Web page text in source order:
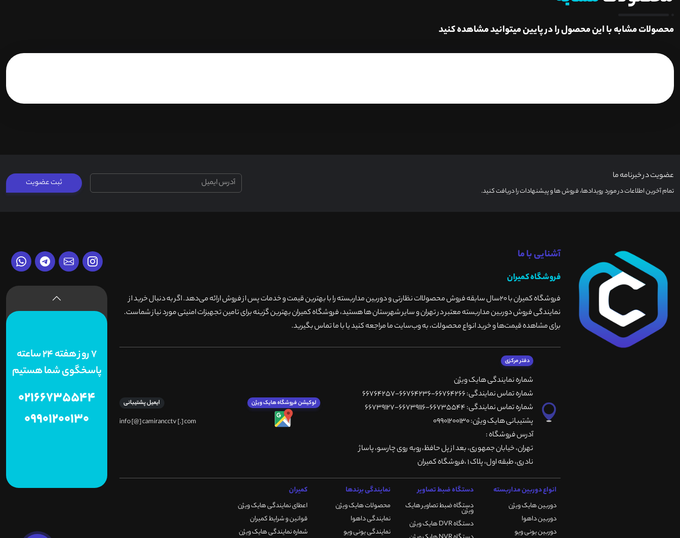
محصولات مشابه با این محصول را در پایین میتوانید مشاهده کنید
عضویت در خبرنامه ما
تمام آخرین اطلاعات در مورد رویدادها، فروش ها و پیشنهادات را دریافت کنید.
ثبت عضویت
آشنایی با ما
فروشگاه کمیران
فروشگاه کمیران با ۲۰سال سابقه فروش محصولاات نظارتی و دوربین مداربسته را با بهترین قیمت و خدمات پس از فروش ارائه می‌دهد. اگر به دنبال خرید از
نمایندگی فروش دوربین مداربسته معتبر در تهران و سایر شهرستان ها هستید، فروشگاه کمیران بهترین گزینه برای تامین تجهیزات امنیتی مورد نیاز شماست.
برای مشاهده قیمت‌ها و خرید انواع محصولات، به وب‌سایت ما مراجعه کنید یا با ما تماس بگیرید.
دفتر مرکزی
شماره نمایندگی هایک ویژن
شماره تماس نمایندگی: 66764266-66764236-66764257
شماره تماس نمایندگی: 66735544-66739116-66739127
پشتیبانی هایک ویژن: 09901200130
آدرس فروشگاه :
تهران، خيابان جمهوری، بعد از پل حافظ،روبه روی چارسو، پاساژ
نادری، طبقه اول، پلاک 1 ،فروشگاه کمیران
لوکیشن فروشگاه هایک ویژن ایمیل پشتیبانی
info [@] camirancctv [.] com
انواع دوربین مداربسته
دوربین هایک ویژن
دوربین داهوا
دوربین یونی ویو
دستگاه ضبط تصاویر
دستگاه ضبط تصاویر هایک
ویژن
دستگاه DVR هایک ویژن
نمایندگی برندها
محصولات هایک ویژن
نمایندگی داهوا
نمایندگی یونی ویو
کمیران
اعطای نمایندگی هایک ویژن
قوانین و شرایط کمیران
شماره نمایندگی هایک ویژن
7 روز هفته 24 ساعته
پاسخگوی شما هستیم
02166735544
09901200130